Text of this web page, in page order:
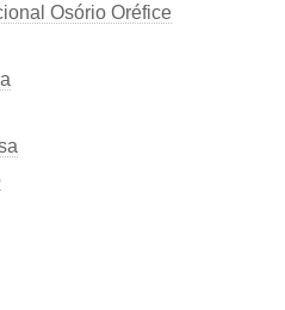
Osório Oréfice